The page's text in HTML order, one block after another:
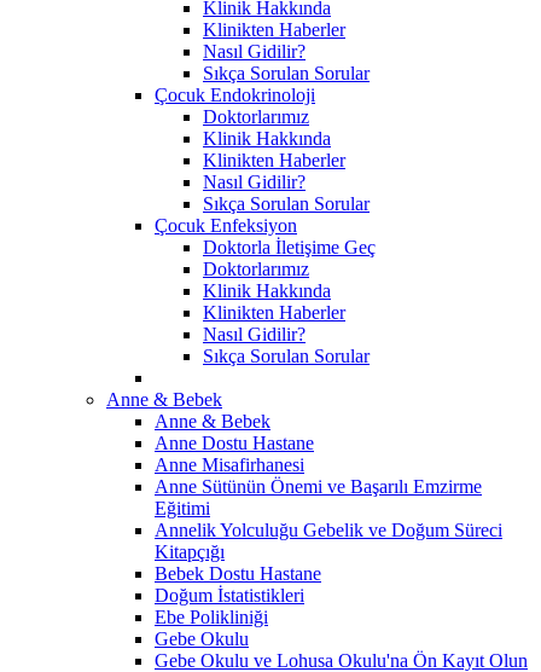
Klinik Hakkında
Klinikten Haberler
Nasıl Gidilir?
Sıkça Sorulan Sorular
Çocuk Endokrinoloji
Doktorlarımız
Klinik Hakkında
Klinikten Haberler
Nasıl Gidilir?
Sıkça Sorulan Sorular
Çocuk Enfeksiyon
Doktorla İletişime Geç
Doktorlarımız
Klinik Hakkında
Klinikten Haberler
Nasıl Gidilir?
Sıkça Sorulan Sorular
Anne & Bebek
Anne & Bebek
Anne Dostu Hastane
Anne Misafirhanesi
Anne Sütünün Önemi ve Başarılı Emzirme
Eğitimi
Annelik Yolculuğu Gebelik ve Doğum Süreci
Kitapçığı
Bebek Dostu Hastane
Doğum İstatistikleri
Ebe Polikliniği
Gebe Okulu
Gebe Okulu ve Lohusa Okulu'na Ön Kayıt Olun